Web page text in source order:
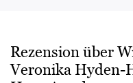
Rezension über
Veronika Hyden-